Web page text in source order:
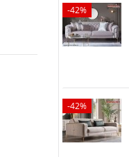
-42%
-42%